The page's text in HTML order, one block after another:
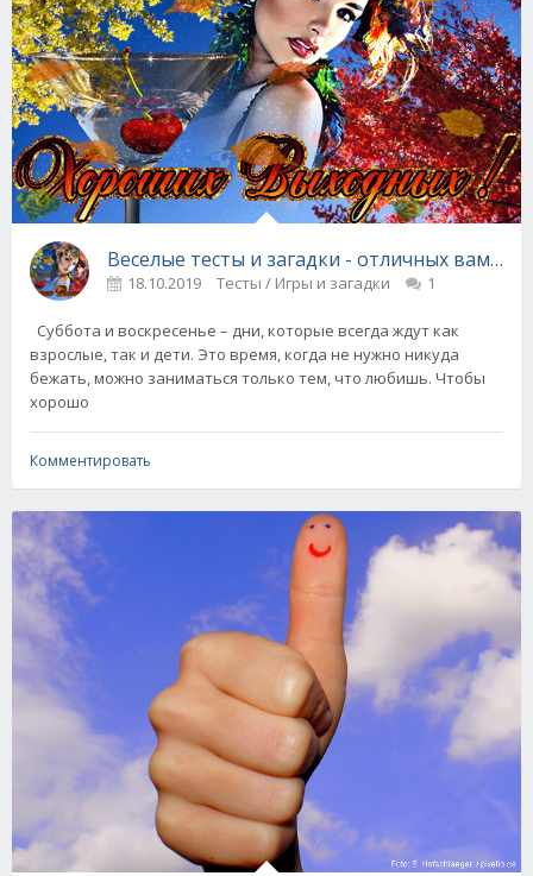
Веселые тесты и загадки - отличных вам
18.10.2019 Тесты / Игры и загадки 1
Суббота и воскресенье – дни, которые всегда ждут как
взрослые, так и дети. Это время, когда не нужно никуда
бежать, можно заниматься только тем, что любишь. Чтобы
хорошо
Комментировать